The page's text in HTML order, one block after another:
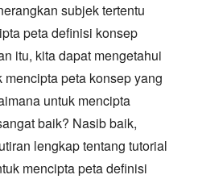
subjek tertentu
peta definisi konsep
itu, kita dapat mengetahui
peta konsep yang
untuk mencipta
baik? Nasib baik,
lengkap tentang tutorial
mencipta peta definisi